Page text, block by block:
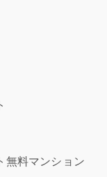
無料マンション